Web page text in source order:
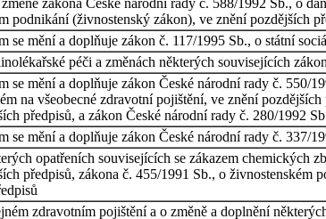
podnikání (živnostenský zákon), ve znění pozdějších
se mění a doplňuje zákon č. 117/1995 Sb., o státní
péči a změnách některých souvisejících
se mění a doplňuje zákon České národní rady č. 550/
na všeobecné zdravotní pojištění, ve znění
předpisů, a zákon České národní rady č. 280/1992
se mění a doplňuje zákon České národní rady č. 337/
opatřeních souvisejících se zákazem chemických
předpisů, zákona č. 455/1991 Sb., o živnostenském
zdravotním pojištění a o změně a doplnění